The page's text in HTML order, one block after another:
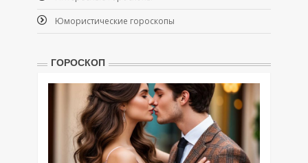
Юмористические гороскопы
ГОРОСКОП